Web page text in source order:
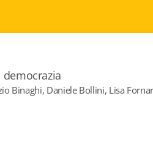
Binaghi, Daniele Bollini, Lisa